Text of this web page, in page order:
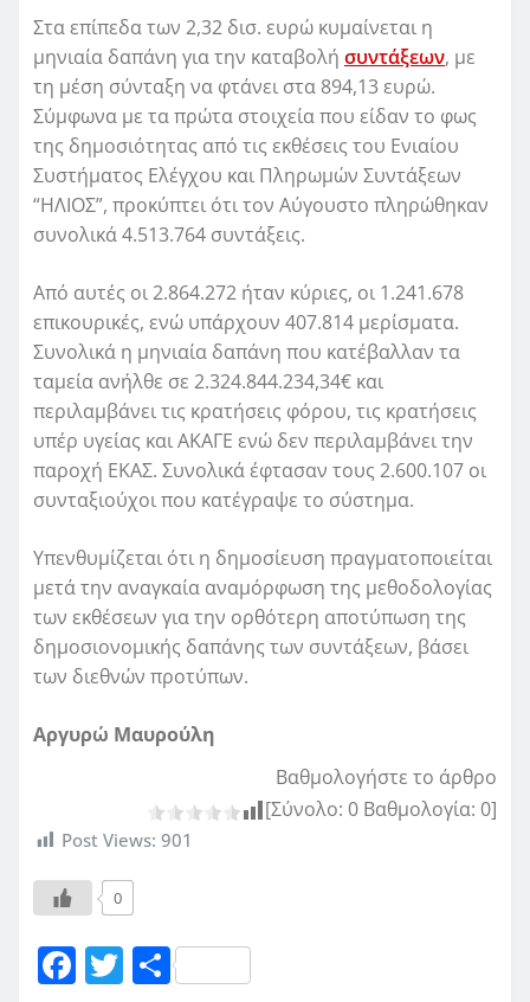
Στα επίπεδα των 2,32 δισ. ευρώ κυμαίνεται η
μηνιαία δαπάνη για την καταβολή συντάξεων, με
τη μέση σύνταξη να φτάνει στα 894,13 ευρώ.
Σύμφωνα με τα πρώτα στοιχεία που είδαν το φως
της δημοσιότητας από τις εκθέσεις του Ενιαίου
Συστήματος Ελέγχου και Πληρωμών Συντάξεων
“ΗΛΙΟΣ”, προκύπτει ότι τον Αύγουστο πληρώθηκαν
συνολικά 4.513.764 συντάξεις.
Από αυτές οι 2.864.272 ήταν κύριες, οι 1.241.678
επικουρικές, ενώ υπάρχουν 407.814 μερίσματα.
Συνολικά η μηνιαία δαπάνη που κατέβαλλαν τα
ταμεία ανήλθε σε 2.324.844.234,34€ και
περιλαμβάνει τις κρατήσεις φόρου, τις κρατήσεις
υπέρ υγείας και ΑΚΑΓΕ ενώ δεν περιλαμβάνει την
παροχή ΕΚΑΣ. Συνολικά έφτασαν τους 2.600.107 οι
συνταξιούχοι που κατέγραψε το σύστημα.
Υπενθυμίζεται ότι η δημοσίευση πραγματοποιείται
μετά την αναγκαία αναμόρφωση της μεθοδολογίας
των εκθέσεων για την ορθότερη αποτύπωση της
δημοσιονομικής δαπάνης των συντάξεων, βάσει
των διεθνών προτύπων.
Αργυρώ Μαυρούλη
Βαθμολογήστε το άρθρο
[Σύνολο: 0 Βαθμολογία: 0]
Post Views: 901
0
F T Μ